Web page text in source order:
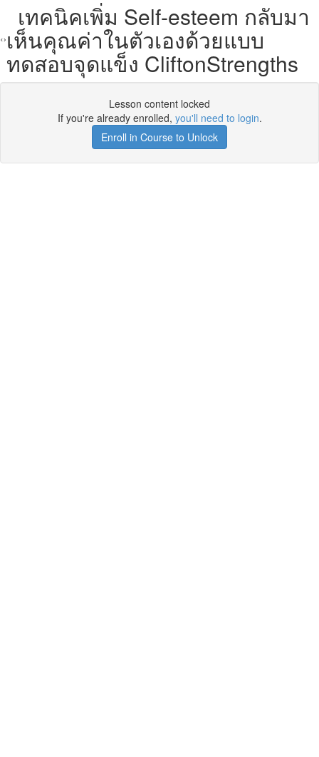
เทคนิคเพิ่ม Self-esteem กลับมา
เห็นคุณค่าในตัวเองด้วยแบบ
ทดสอบจุดแข็ง CliftonStrengths
Lesson content locked
If you're already enrolled, you'll need to login.
Enroll in Course to Unlock